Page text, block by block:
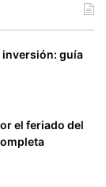
inversión: guía
el feriado del